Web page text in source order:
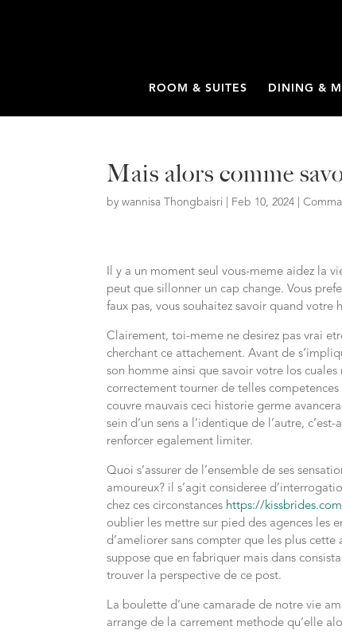
ROOM & SUITES DINING &
Mais alors comme
bywannisa Thongbaisri Feb 10, 2024 |
Il y a un moment seul vous-meme aidez la
peut que sillonner un cap change. Vous
faux pas, vous souhaitez savoir quand
Clairement, toi-meme ne desirez pas vrai
cherchant ce attachement. Avant de
son homme ainsi que savoir votre los
correctement tourner de telles
couvre mauvais ceci historie germe
sein d’un sens a l’identique de l’autre,
renforcer egalement limiter.
Quoi s’assurer de l’ensemble de ses
amoureux? il s’agit consideree
chez ces circonstances https://
oublier les mettre sur pied des agences les
d’ameliorer sans compter que les plus
suppose que en fabriquer mais dans
trouver la perspective de ce post.
La boulette d’une camarade de notre vie
arrange de la carrement methode qu’elle